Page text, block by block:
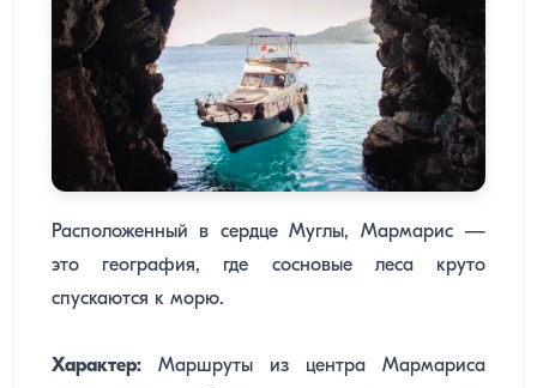
Расположенный в сердце Муглы, Мармарис —
это география, где сосновые леса круто
спускаются к морю.
Характер: Маршруты из центра Мармариса